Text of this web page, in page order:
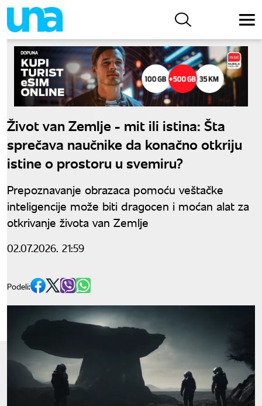
Život van Zemlje - mit ili istina: Šta
sprečava naučnike da konačno otkriju
istine o prostoru u svemiru?
Prepoznavanje obrazaca pomoću veštačke
inteligencije može biti dragocen i moćan alat za
otkrivanje života van Zemlje
02.07.2026. 21:59
Podeli: